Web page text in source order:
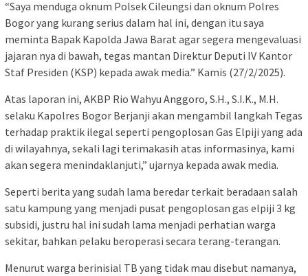
“Saya menduga oknum Polsek Cileungsi dan oknum Polres
Bogor yang kurang serius dalam hal ini, dengan itu saya
meminta Bapak Kapolda Jawa Barat agar segera mengevaluasi
jajaran nya di bawah, tegas mantan Direktur Deputi IV Kantor
Staf Presiden (KSP) kepada awak media.” Kamis (27/2/2025).
Atas laporan ini, AKBP Rio Wahyu Anggoro, S.H., S.I.K., M.H.
selaku Kapolres Bogor Berjanji akan mengambil langkah Tegas
terhadap praktik ilegal seperti pengoplosan Gas Elpiji yang ada
di wilayahnya, sekali lagi terimakasih atas informasinya, kami
akan segera menindaklanjuti,” ujarnya kepada awak media.
Seperti berita yang sudah lama beredar terkait beradaan salah
satu kampung yang menjadi pusat pengoplosan gas elpiji 3 kg
subsidi, justru hal ini sudah lama menjadi perhatian warga
sekitar, bahkan pelaku beroperasi secara terang-terangan.
Menurut warga berinisial TB yang tidak mau disebut namanya,